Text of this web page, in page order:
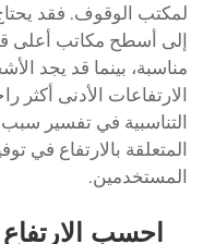
لمكتب الوقوف. فقد
إلى أسطح مكاتب أعلى
مناسبة، بينما قد يجد
الارتفاعات الأدنى أكثر
التناسبية في تفسير
المتعلقة بالارتفاع في
المستخدمين.
احسب